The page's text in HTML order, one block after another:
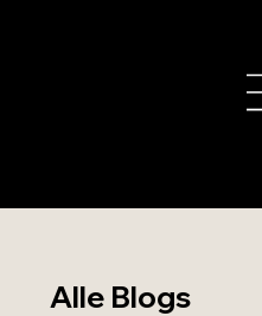
Alle Blogs